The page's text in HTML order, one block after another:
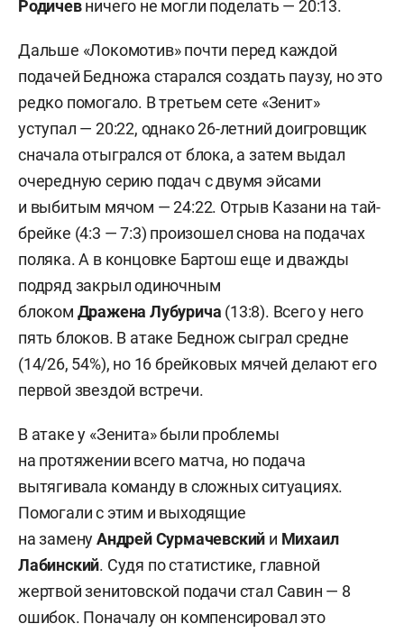
Родичевничего не могли поделать — 20:13.
Дальше «Локомотив» почти перед каждой
подачей Бедножа старался создать паузу, но это
редко помогало. В третьем сете «Зенит»
уступал — 20:22, однако 26-летний доигровщик
сначала отыгрался от блока, а затем выдал
очередную серию подач с двумя эйсами
и выбитым мячом — 24:22. Отрыв Казани на тай-
брейке (4:3 — 7:3) произошел снова на подачах
поляка. А в концовке Бартош еще и дважды
подряд закрыл одиночным
блоком Дражена Лубурича (13:8). Всего у него
пять блоков. В атаке Беднож сыграл средне
(14/26, 54%), но 16 брейковых мячей делают его
первой звездой встречи.
В атаке у «Зенита» были проблемы
на протяжении всего матча, но подача
вытягивала команду в сложных ситуациях.
Помогали с этим и выходящие
на заменуАндрейСурмачевский и Михаил
Лабинский. Судя по статистике, главной
жертвой зенитовской подачи стал Савин — 8
ошибок. Поначалу он компенсировал это